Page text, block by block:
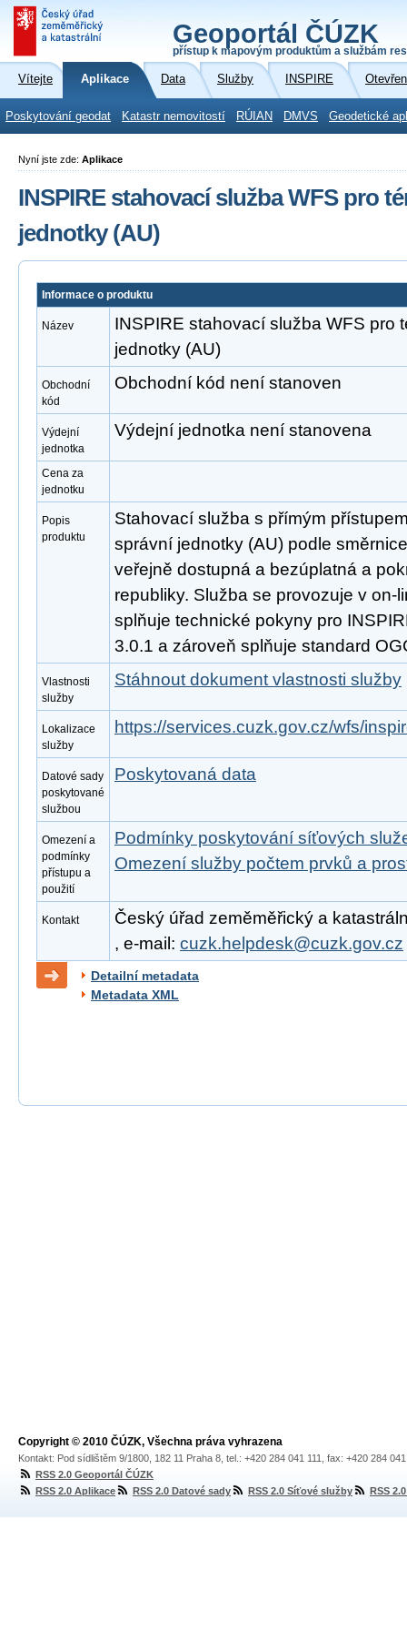
Geoportál ČÚZK
přístup k mapovým produktům a službám
Vítejte Aplikace Data Služby INSPIRE
Poskytování geodat Katastr nemovitostí RÚIAN DMVS Geodetické
Nyní jste zde: Aplikace
INSPIRE stahovací služba WFS pro
jednotky (AU)
Informace o produktu
Název
INSPIRE stahovací služba WFS pro
jednotky (AU)
Obchodní
kód
Obchodní kód není stanoven
Výdejní
jednotka
Výdejní jednotka není stanovena
Cena za
jednotku
Popis
produktu
Stahovací služba s přímým
správní jednotky (AU) podle
veřejně dostupná a bezúplatná a
republiky. Služba se provozuje v on-
splňuje technické pokyny pro
3.0.1 a zároveň splňuje standard
Vlastnosti
služby
Stáhnout dokument vlastnosti služby
Lokalizace
služby
https://services.cuzk.gov.cz/wfs/
Datové sady
poskytované
službou
Poskytovaná data
Omezení a
podmínky
přístupu a
použití
Podmínky poskytování síťových
Omezení služby počtem prvků a
Kontakt
Český úřad zeměměřický a
, e-mail: cuzk.helpdesk@cuzk.gov.cz
Detailní metadata
Metadata XML
Copyright © 2010 ČÚZK, Všechna práva vyhrazena
Kontakt: Pod sídlištěm 9/1800, 182 11 Praha 8, tel.: +420 284 041 111, fax: +420 284
RSS 2.0 Geoportál ČÚZK
RSS 2.0 Aplikace
RSS 2.0 Datové sady RSS 2.0 Síťové služby RSS